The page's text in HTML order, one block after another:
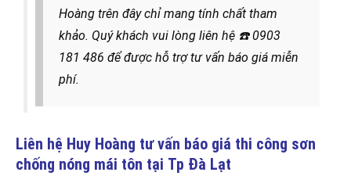
Hoàng trên đây chỉ mang tính chất tham
khảo. Quý khách vui lòng liên hệ ☎️0903
181 486 để được hỗ trợ tư vấn báo giá miễn
phí.
Liên hệ Huy Hoàng tư vấn báo giá thi công sơn
chống nóng mái tôn tại Tp Đà Lạt